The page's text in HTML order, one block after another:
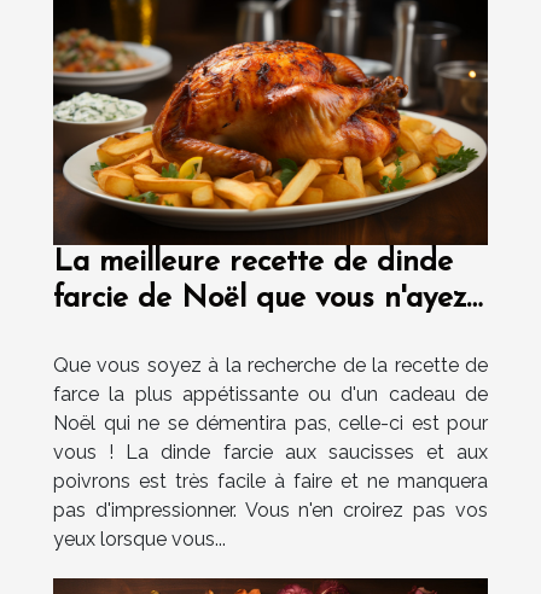
La meilleure recette de dinde
farcie de Noël que vous n'ayez
Que vous soyez à la recherche de la recette de
farce la plus appétissante ou d'un cadeau de
Noël qui ne se démentira pas, celle-ci est pour
vous ! La dinde farcie aux saucisses et aux
poivrons est très facile à faire et ne manquera
pas d'impressionner. Vous n'en croirez pas vos
yeux lorsque vous...